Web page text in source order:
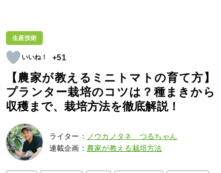
生産技術
+51
【農家が教えるミニトマトの育て方】
プランター栽培のコツは？種まきから
収穫まで、栽培方法を徹底解説！
ライター：
ノウカノタネ つるちゃん
連載企画： 農家が教える栽培方法